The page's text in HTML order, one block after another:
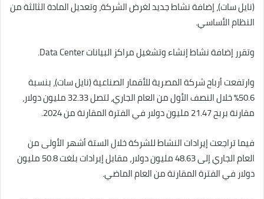
(نايل سات)، إضافة نشاط جديد لغرض الشركة، وتعديل المادة الثالثة من
النظام الأساسي.
وتقرر إضافة نشاط إنشاء وتشغيل مراكز البيانات Data Center.
وارتفعت أرباح شركة المصرية للأقمار الصناعية (نايل سات)، بنسبة
50.6% خلال النصف الأول من العام الجاري، لتصل 32.33 مليون دولار،
مقارنة بربح 21.47 مليون دولار في الفترة المقارنة من 2024.
فيما تراجعت إيرادات النشاط للشركة خلال الستة أشهر الأولى من
العام الجاري إلى 48.63 مليون دولار، مقابل إيرادات بلغت 50.8 مليون
دولار في الفترة المقارنة من العام الماضي.